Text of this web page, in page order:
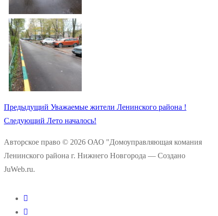
Предыдущий Уважаемые жители Ленинского района !
Следующий Лето началось!
Авторское право © 2026 ОАО "Домоуправляющая комания
Ленинского района г. Нижнего Новгорода — Создано
JuWeb.ru.